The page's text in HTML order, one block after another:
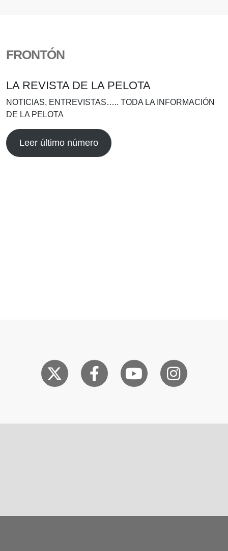
FRONTÓN
LA REVISTA DE LA PELOTA
NOTICIAS, ENTREVISTAS….. TODA LA INFORMACIÓN
DE LA PELOTA
Leer último número